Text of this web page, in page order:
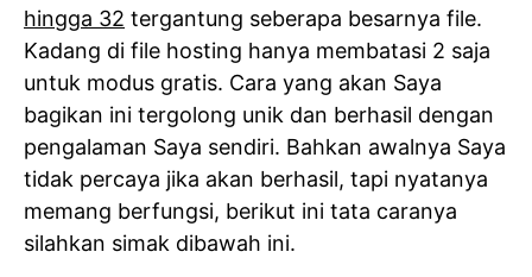
hingga 32 tergantung seberapa besarnya file.
Kadang di file hosting hanya membatasi 2 saja
untuk modus gratis. Cara yang akan Saya
bagikan ini tergolong unik dan berhasil dengan
pengalaman Saya sendiri. Bahkan awalnya Saya
tidak percaya jika akan berhasil, tapi nyatanya
memang berfungsi, berikut ini tata caranya
silahkan simak dibawah ini.